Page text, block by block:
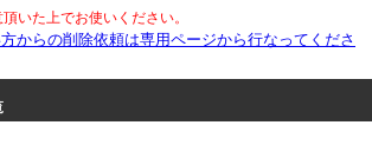
いた上でお使いください。
からの削除依頼は専用ページから行なってくださ